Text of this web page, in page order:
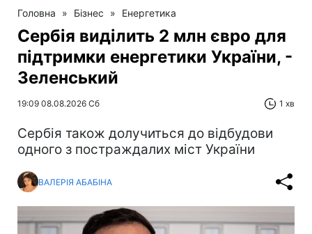
Головна » Бізнес » Енергетика
Сербія виділить 2 млн євро для
підтримки енергетики України, -
Зеленський
19:09 08.08.2026 Сб 1 хв
Сербія також долучиться до відбудови
одного з постраждалих міст України
ВАЛЕРІЯ АБАБІНА